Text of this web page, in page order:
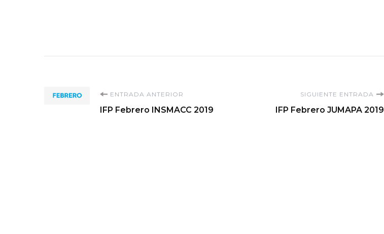
Navegación
ENTRADA ANTERIOR
IFP Febrero INSMACC 2019
SIGUIENTE ENTRADA
IFP Febrero JUMAPA 2019